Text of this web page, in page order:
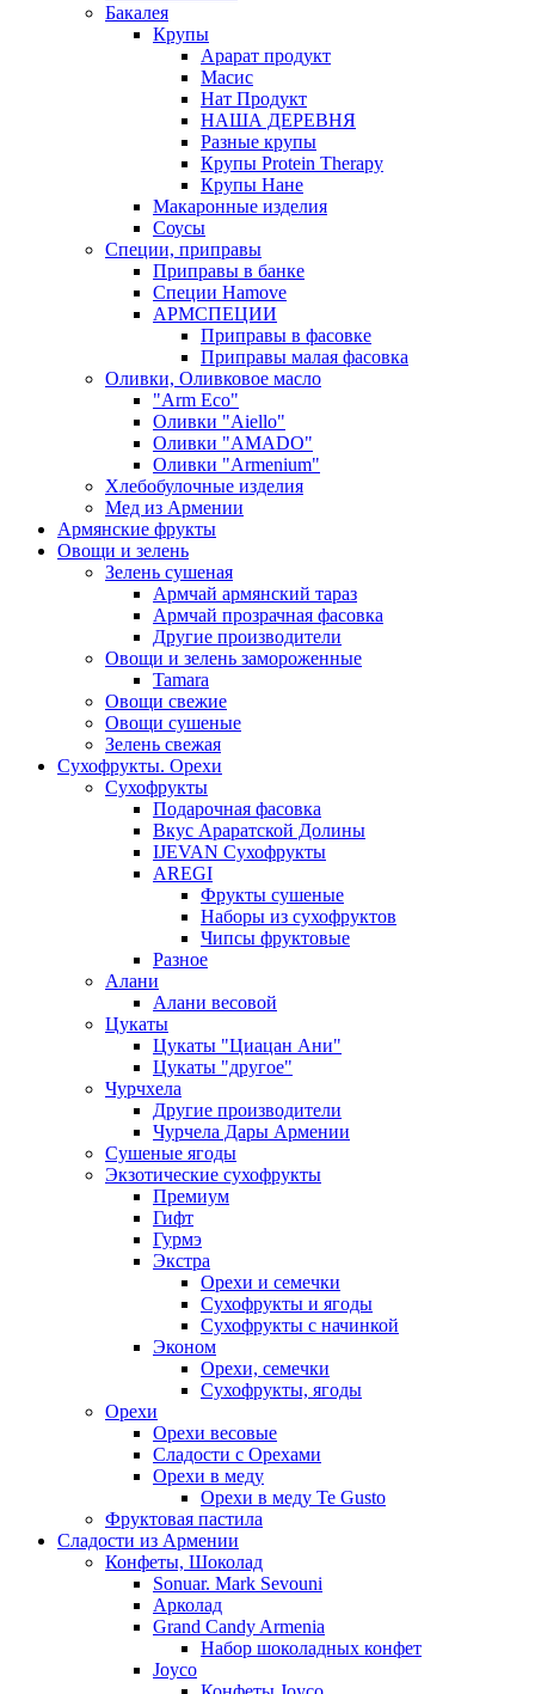
Бакалея
Крупы
Арарат продукт
Масис
Нат Продукт
НАША ДЕРЕВНЯ
Разные крупы
Крупы Protein Therapy
Крупы Нане
Макаронные изделия
Соусы
Специи, приправы
Приправы в банке
Специи Hamove
АРМСПЕЦИИ
Приправы в фасовке
Приправы малая фасовка
Оливки, Оливковое масло
"Arm Eco"
Оливки "Aiello"
Оливки "AMADO"
Оливки "Armenium"
Хлебобулочные изделия
Мед из Армении
Армянские фрукты
Овощи и зелень
Зелень сушеная
Армчай армянский тараз
Армчай прозрачная фасовка
Другие производители
Овощи и зелень замороженные
Tamara
Овощи свежие
Овощи сушеные
Зелень свежая
Сухофрукты. Орехи
Сухофрукты
Подарочная фасовка
Вкус Араратской Долины
IJEVAN Сухофрукты
AREGI
Фрукты сушеные
Наборы из сухофруктов
Чипсы фруктовые
Разное
Алани
Алани весовой
Цукаты
Цукаты "Циацан Ани"
Цукаты "другое"
Чурчхела
Другие производители
Чурчела Дары Армении
Сушеные ягоды
Экзотические сухофрукты
Премиум
Гифт
Гурмэ
Экстра
Орехи и семечки
Сухофрукты и ягоды
Сухофрукты с начинкой
Эконом
Орехи, семечки
Сухофрукты, ягоды
Орехи
Орехи весовые
Сладости с Орехами
Орехи в меду
Орехи в меду Te Gusto
Фруктовая пастила
Сладости из Армении
Конфеты, Шоколад
Sonuar. Mark Sevouni
Арколад
Grand Candy Armenia
Набор шоколадных конфет
Joyco